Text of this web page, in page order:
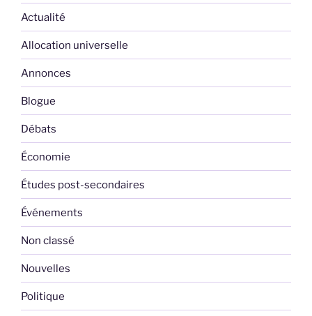
Actualité
Allocation universelle
Annonces
Blogue
Débats
Économie
Études post-secondaires
Événements
Non classé
Nouvelles
Politique